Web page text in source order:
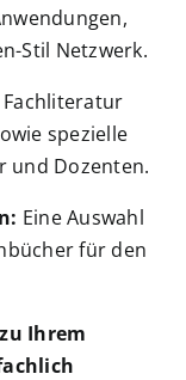
Stil Netzwerk.
Fachliteratur
spezielle
und Dozenten.
Eine Auswahl
für den
Ihrem